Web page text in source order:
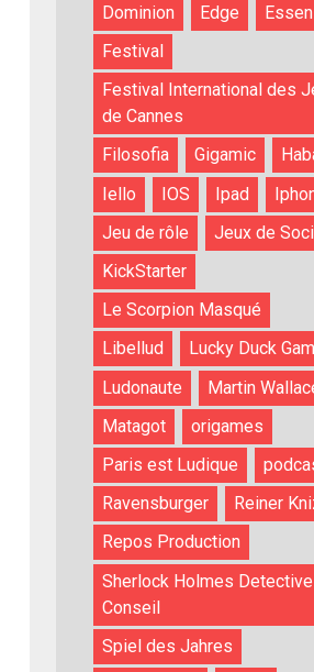
Dominion
Edge
Essen
Festival
Festival International des
de Cannes
Filosofia
Gigamic
Iello
IOS Ipad
Jeu de rôle
Jeux de
KickStarter
Le Scorpion Masqué
Libellud
Lucky Duck
Ludonaute
Martin
Matagot
origames
Paris est Ludique
Ravensburger
Reiner
Repos Production
Sherlock Holmes Detective
Conseil
Spiel des Jahres